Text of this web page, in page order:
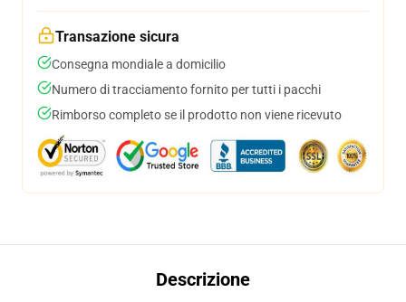
Transazione sicura
Consegna mondiale a domicilio
Numero di tracciamento fornito per tutti i pacchi
Rimborso completo se il prodotto non viene ricevuto
Descrizione